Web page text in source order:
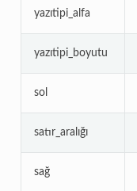
yazıtipi_alfa
yazıtipi_boyutu
sol
satır_aralığı
sağ